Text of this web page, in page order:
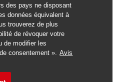
des pays ne disposant
données équivalent à
trouverez de plus
de révoquer votre
de modifier les
consentement ». Avis